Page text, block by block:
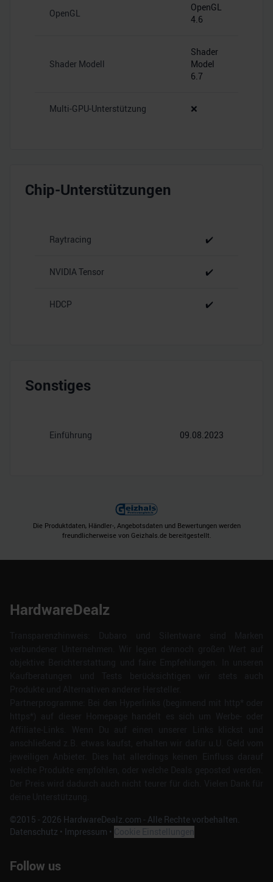
OpenGL
OpenGL
4.6
Shader Modell
Shader
Model
6.7
Multi-GPU-Unterstützung ❌
Chip-Unterstützungen
Raytracing ✔️
NVIDIA Tensor ✔️
HDCP ✔️
Sonstiges
Einführung 09.08.2023
Die Produktdaten, Händler-, Angebotsdaten und Bewertungen werden
freundlicherweise von Geizhals.de bereitgestellt.
HardwareDealz
©2015 - 2026 HardwareDealz.com - Alle Rechte vorbehalten.
Datenschutz • Impressum •
Follow us